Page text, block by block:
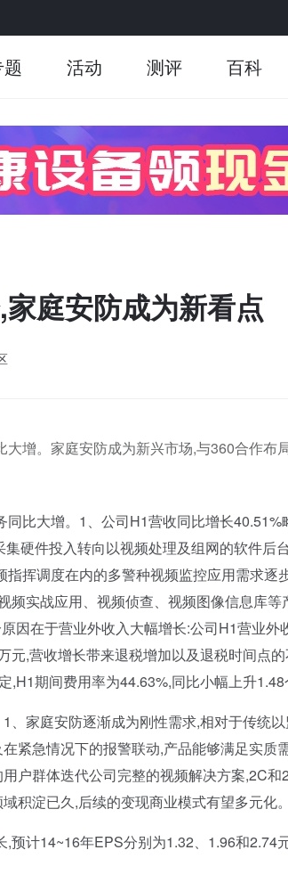
活动 测评 百科
庭安防成为新看点
增。家庭安防成为新兴市场,与360合作布
比大增。1、公司H1营收同比增长40.51%
硬件投入转向以视频处理及组网的软件后
挥调度在内的多警种视频监控应用需求逐
实战应用、视频侦查、视频图像信息库等
因在于营业外收入大幅增长:公司H1营业外
,营收增长带来退税增加以及退税时间点
期间费用率为44.63%,同比小幅上升1.48
家庭安防逐渐成为刚性需求,相对于传统
紧急情况下的报警联动,产品能够满足实质
户群体迭代公司完整的视频解决方案,2C和
积淀已久,后续的变现商业模式有望多元化。
计14~16年EPS分别为1.32、1.96和2.74